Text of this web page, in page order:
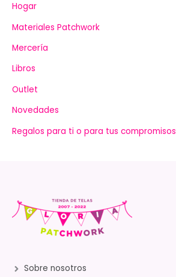
Hogar
Materiales Patchwork
Mercería
Libros
Outlet
Novedades
Regalos para ti o para tus compromisos
Sobre nosotros